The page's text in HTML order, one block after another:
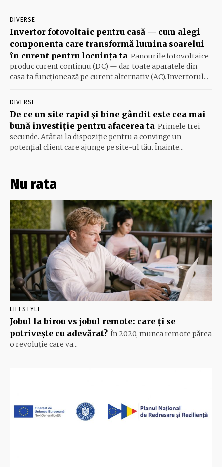
DIVERSE
Invertor fotovoltaic pentru casă — cum alegi
componenta care transformă lumina soarelui
în curent pentru locuința ta Panourile fotovoltaice
produc curent continuu (DC) — dar toate aparatele din
casa ta funcționează pe curent alternativ (AC). Invertorul...
DIVERSE
De ce un site rapid și bine gândit este cea mai
bună investiție pentru afacerea ta Primele trei
secunde. Atât ai la dispoziție pentru a convinge un
potențial client care ajunge pe site-ul tău. Înainte...
Nu rata
LIFESTYLE
Jobul la birou vs jobul remote: care ți se
potrivește cu adevărat? În 2020, munca remote părea
o revoluție care va...